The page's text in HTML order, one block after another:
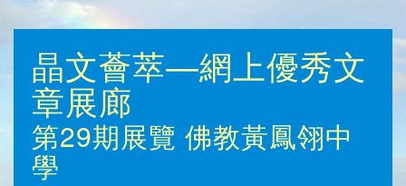
晶文薈萃—網上優秀文
章展廊
第29期展覽 佛教黃鳳翎中
學